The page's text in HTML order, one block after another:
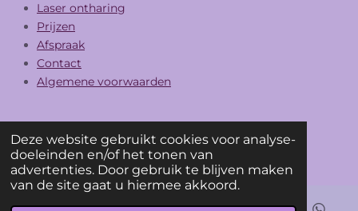
Deze website gebruikt cookies voor analyse-
doeleinden en/of het tonen van
advertenties. Door gebruik te blijven maken
van de site gaat u hiermee akkoord.
Laser ontharing
Prijzen
Afspraak
Contact
Algemene voorwaarden
F
a
c
e
b
I
n
s
t
a
© 2025 Abayomi